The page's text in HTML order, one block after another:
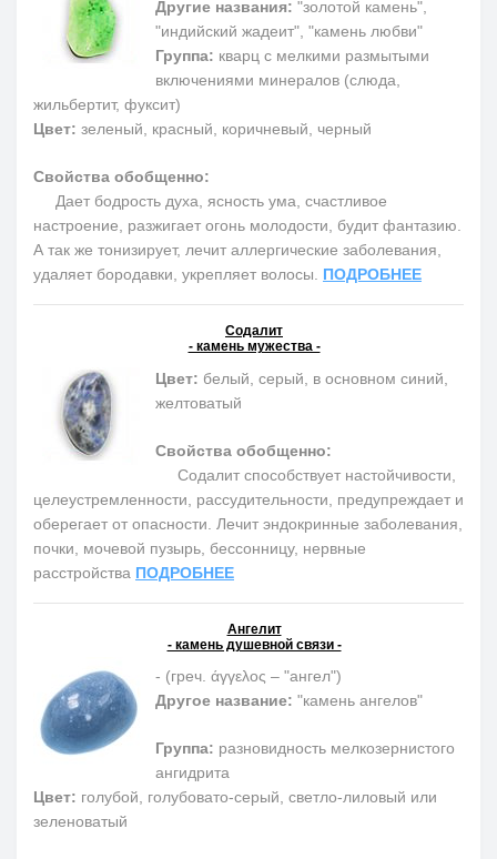
Другие названия: "золотой камень",
"индийский жадеит", "камень любви"
Группа: кварц с мелкими размытыми
включениями минералов (слюда,
жильбертит, фуксит)
Цвет: зеленый, красный, коричневый, черный
Свойства обобщенно:
Дает бодрость духа, ясность ума, счастливое
настроение, разжигает огонь молодости, будит фантазию.
А так же тонизирует, лечит аллергические заболевания,
удаляет бородавки, укрепляет волосы. ПОДРОБНЕЕ
Содалит
- камень мужества -
Цвет: белый, серый, в основном синий,
желтоватый
Свойства обобщенно:
Содалит способствует настойчивости,
целеустремленности, рассудительности, предупреждает и
оберегает от опасности. Лечит эндокринные заболевания,
почки, мочевой пузырь, бессонницу, нервные
расстройства ПОДРОБНЕЕ
Ангелит
- камень душевной связи -
- (греч. άγγελος – "ангел")
Другое название: "камень ангелов"
Группа: разновидность мелкозернистого
ангидрита
Цвет: голубой, голубовато-серый, светло-лиловый или
зеленоватый